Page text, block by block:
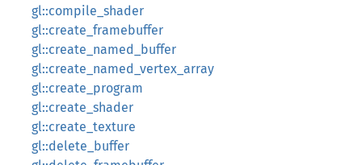
gl::compile_shader
gl::create_framebuffer
gl::create_named_buffer
gl::create_named_vertex_array
gl::create_program
gl::create_shader
gl::create_texture
gl::delete_buffer